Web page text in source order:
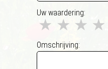
Uw waardering:
★
★
★
★
Omschrijving: